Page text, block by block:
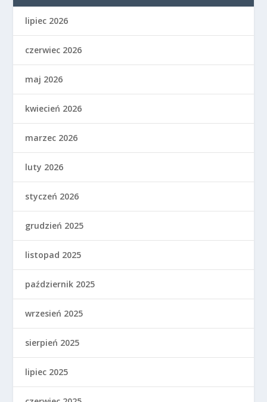
lipiec 2026
czerwiec 2026
maj 2026
kwiecień 2026
marzec 2026
luty 2026
styczeń 2026
grudzień 2025
listopad 2025
październik 2025
wrzesień 2025
sierpień 2025
lipiec 2025